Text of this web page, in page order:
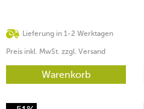
Lieferung in 1-2 Werktagen
Preis inkl. MwSt. zzgl. Versand
Warenkorb